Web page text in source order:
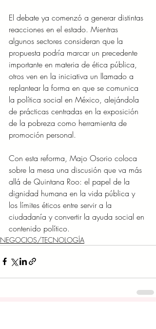
El debate ya comenzó a generar distintas
reacciones en el estado. Mientras
algunos sectores consideran que la
propuesta podría marcar un precedente
importante en materia de ética pública,
otros ven en la iniciativa un llamado a
replantear la forma en que se comunica
la política social en México, alejándola
de prácticas centradas en la exposición
de la pobreza como herramienta de
promoción personal.
Con esta reforma, Majo Osorio coloca
sobre la mesa una discusión que va más
allá de Quintana Roo: el papel de la
dignidad humana en la vida pública y
los límites éticos entre servir a la
ciudadanía y convertir la ayuda social en
contenido político.
NEGOCIOS/TECNOLOGÍA